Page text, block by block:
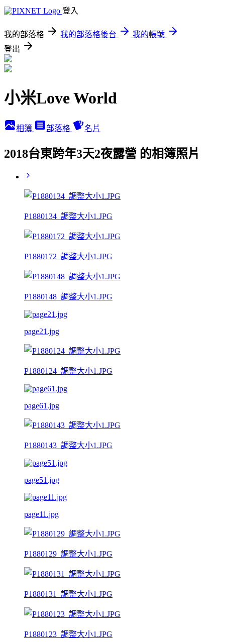
登入
我的部落格 我的部落格後台
我的帳號
登出
小米Love World
相簿 部落格 名片
2018台東跨年3天2夜露營 的相簿照片
P1880134_調整大小1.JPG
P1880172_調整大小1.JPG
P1880148_調整大小1.JPG
page21.jpg
P1880124_調整大小1.JPG
page61.jpg
P1880143_調整大小1.JPG
page51.jpg
page11.jpg
P1880129_調整大小1.JPG
P1880131_調整大小1.JPG
P1880123_調整大小1.JPG